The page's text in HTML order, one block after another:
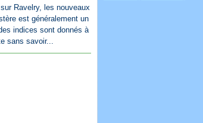
Ravelry, les nouveaux
est généralement un
indices sont donnés à
sans savoir...